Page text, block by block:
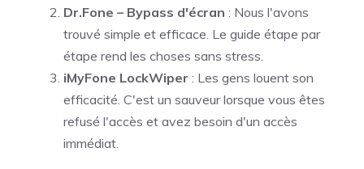
Dr.Fone – Bypass d'écran : Nous l'avons
trouvé simple et efficace. Le guide étape par
étape rend les choses sans stress.
iMyFone LockWiper : Les gens louent son
efficacité. C'est un sauveur lorsque vous êtes
refusé l'accès et avez besoin d'un accès
immédiat.